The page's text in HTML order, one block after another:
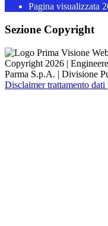
Pagina visualizzata
Sezione Copyright
Copyright 2026 |
Parma S.p.A. | Divisione
Disclaimer trattamento dati